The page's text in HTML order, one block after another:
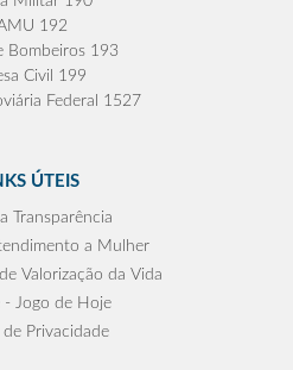
192
Bombeiros 193
Civil 199
Federal 1527
ÚTEIS
Transparência
a Mulher
Valorização da Vida
- Jogo de Hoje
de Privacidade